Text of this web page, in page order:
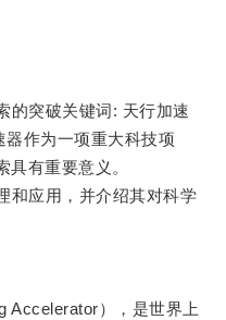
突破关键词: 天行加速
作为一项重大科技项
具有重要意义。
应用，并介绍其对科学
），是世界上